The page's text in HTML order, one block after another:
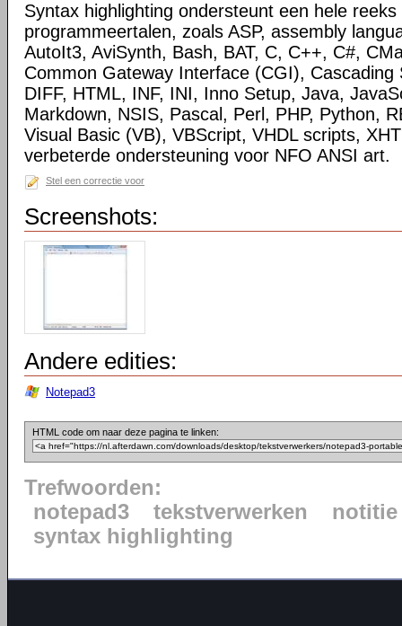
Syntax highlighting ondersteunt een hele
programmeertalen, zoals ASP, assembly
AutoIt3, AviSynth, Bash, BAT, C, C++, C#,
Common Gateway Interface (CGI), Cascading
DIFF, HTML, INF, INI, Inno Setup, Java,
Markdown, NSIS, Pascal, Perl, PHP, Python,
Visual Basic (VB), VBScript, VHDL scripts,
verbeterde ondersteuning voor NFO ANSI art.
Stel een correctie voor
Screenshots:
Andere edities:
Notepad3
HTML code om naar deze pagina te linken:
Trefwoorden:
notepad3
tekstverwerken
notitie
syntax highlighting